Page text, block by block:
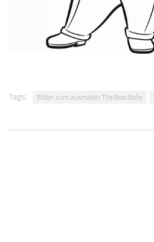
Tags: Bilder zum ausmalen The Boss Baby